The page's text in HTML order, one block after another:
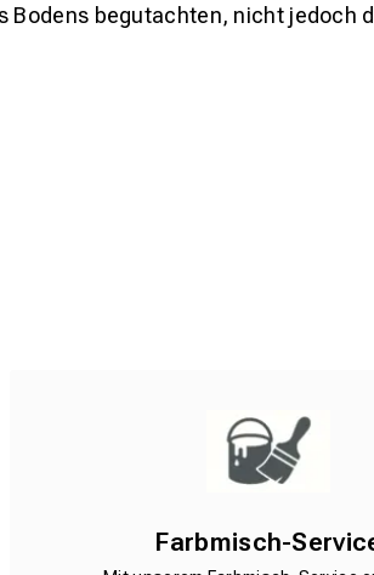
begutachten, nicht jedoch
Farbmisch-